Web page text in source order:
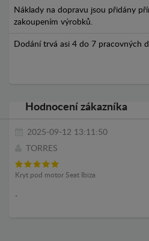
Náklady na dopravu jsou přidány
zakoupením výrobků.
Dodání trvá asi 4 do 7 pracovných
Hodnocení zákazníka
2025-09-12 13:11:50
TORRES
Kryt pod motor Seat Ibiza
.